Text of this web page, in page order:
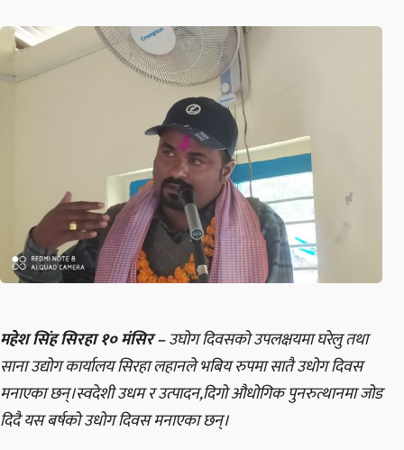
महेश सिंह सिरहा १० मंसिर –उघोग दिवसको उपलक्षयमा घरेलु तथा
साना उद्योग कार्यालय सिरहा लहानले भबिय रुपमा सातै उधोग दिवस
मनाएका छन्।स्वदेशी उधम र उत्पादन,दिगो औधोगिक पुनरुत्थानमा जोड
दिदै यस बर्षको उधोग दिवस मनाएका छन्।